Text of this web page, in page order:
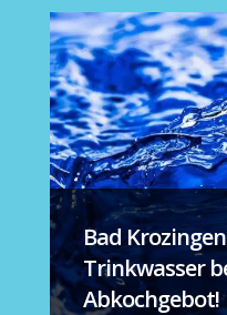
Bad
Trinkwasser
Abkochgebot!